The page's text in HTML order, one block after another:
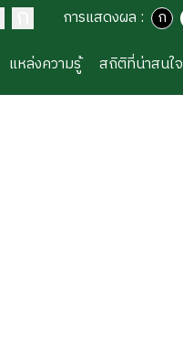
ก การแสดงผล : ก
แหล่งความรู้ สถิติที่น่าสนใจ